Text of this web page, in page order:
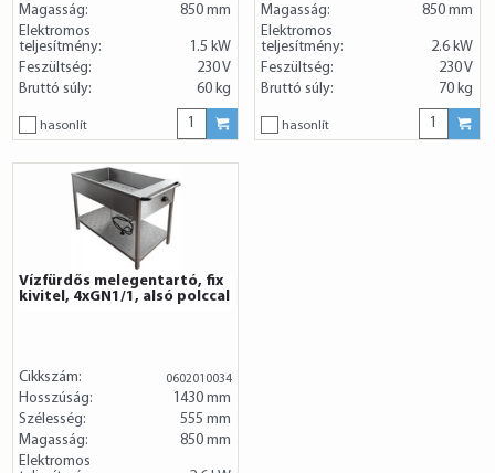
Magasság:
850 mm
Elektromos
teljesítmény:
1.5 kW
Feszültség:
230 V
Bruttó súly:
60 kg
hasonlít
Magasság:
850 mm
Elektromos
teljesítmény:
2.6 kW
Feszültség:
230 V
Bruttó súly:
70 kg
hasonlít
Vízfürdős melegentartó, fix
kivitel, 4xGN1/1, alsó polccal
Cikkszám: 0602010034
Hosszúság:
1430 mm
Szélesség:
555 mm
Magasság:
850 mm
Elektromos